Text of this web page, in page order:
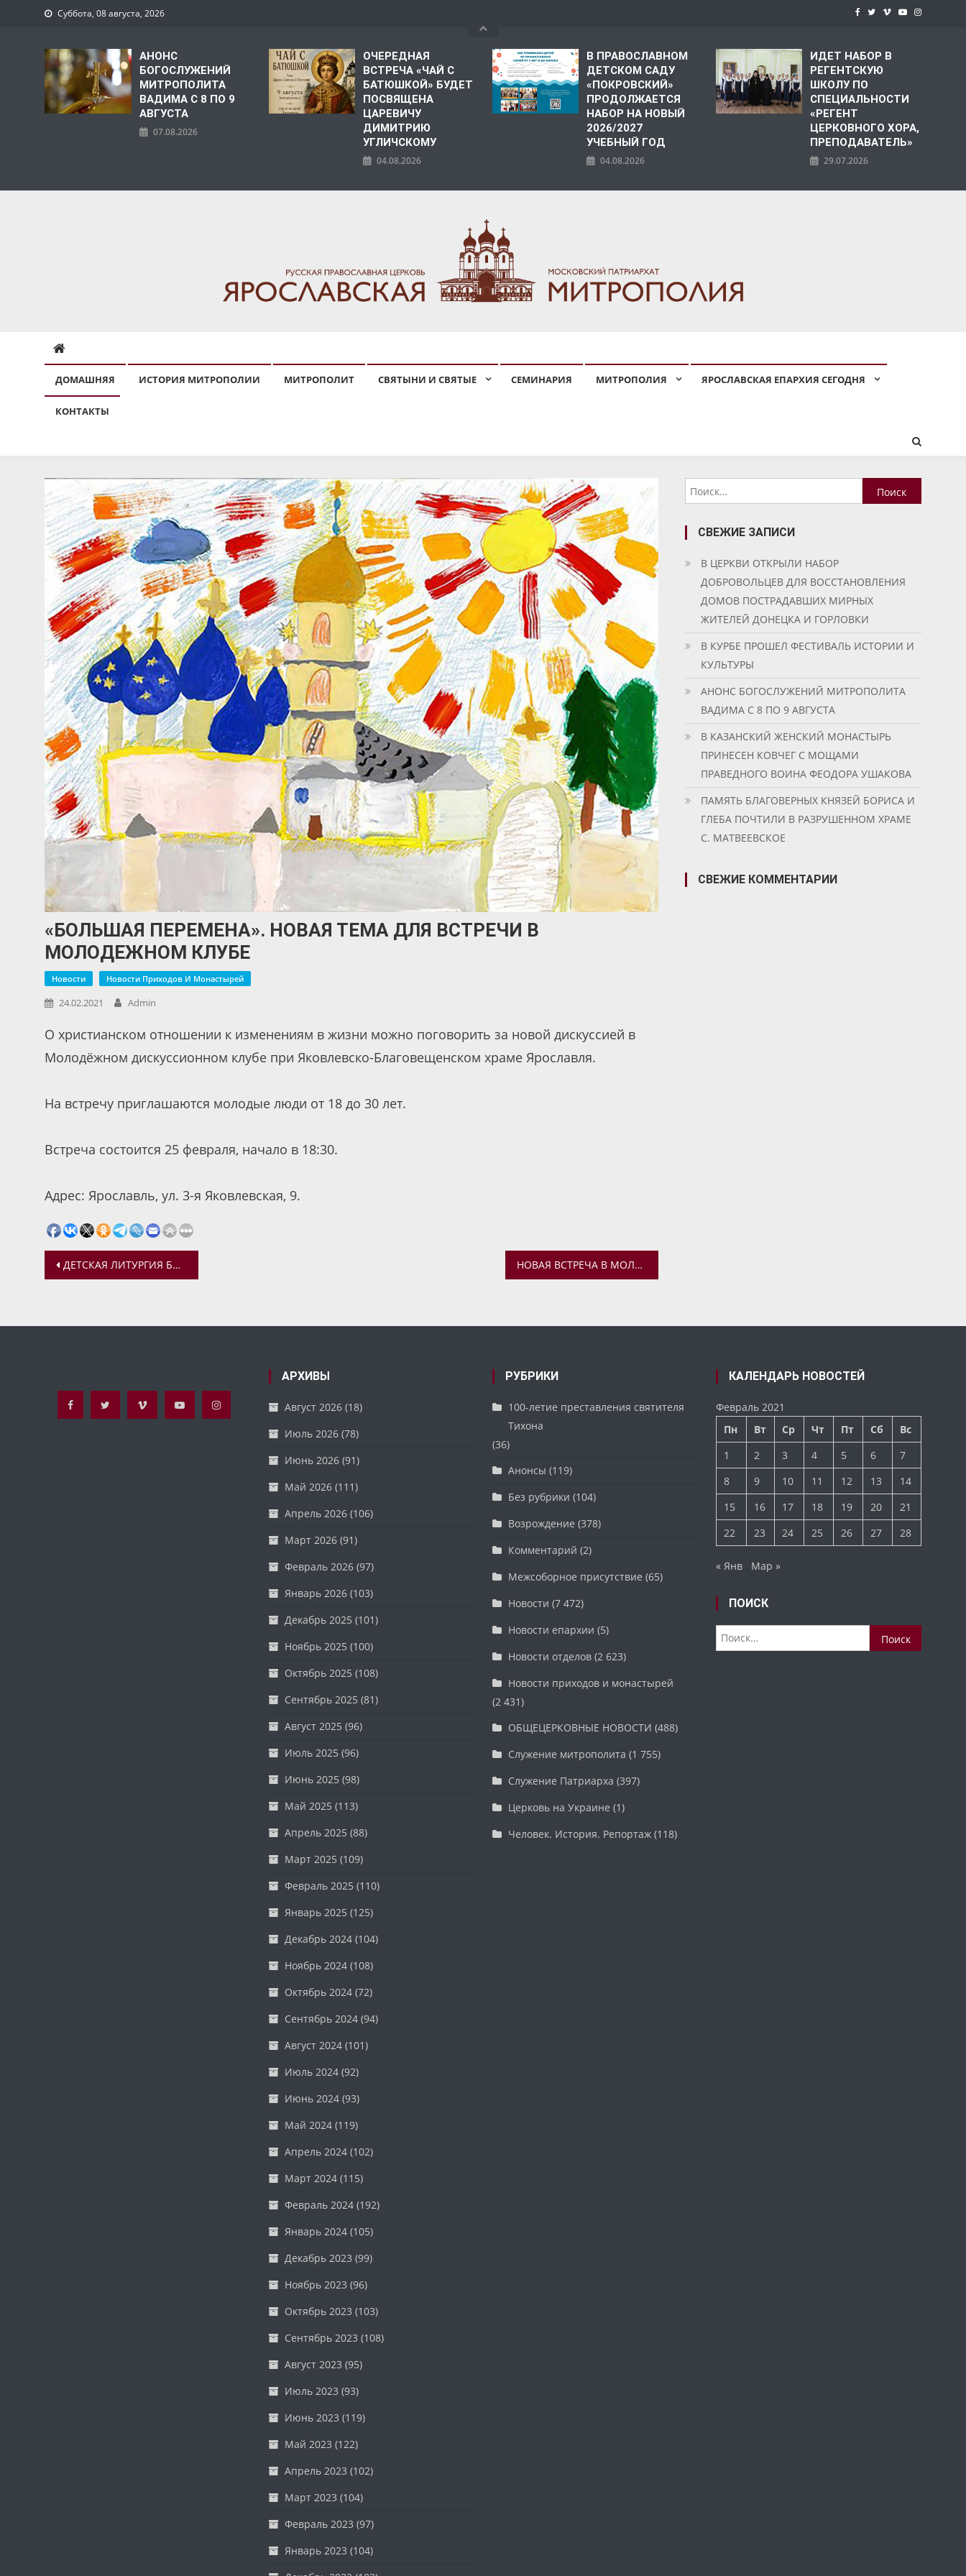
Суббота, 08 августа, 2026
АНОНС
БОГОСЛУЖЕНИЙ
МИТРОПОЛИТА
ВАДИМА С 8 ПО 9
АВГУСТА
07.08.2026
ОЧЕРЕДНАЯ
ВСТРЕЧА «ЧАЙ С
БАТЮШКОЙ» БУДЕТ
ПОСВЯЩЕНА
ЦАРЕВИЧУ
ДИМИТРИЮ
УГЛИЧСКОМУ
04.08.2026
В ПРАВОСЛАВНОМ
ДЕТСКОМ САДУ
«ПОКРОВСКИЙ»
ПРОДОЛЖАЕТСЯ
НАБОР НА НОВЫЙ
2026/2027
УЧЕБНЫЙ ГОД
04.08.2026
ИДЕТ НАБОР В
РЕГЕНТСКУЮ
ШКОЛУ ПО
СПЕЦИАЛЬНОСТИ
«РЕГЕНТ
ЦЕРКОВНОГО ХОРА,
ПРЕПОДАВАТЕЛЬ»
29.07.2026
ДОМАШНЯЯ ИСТОРИЯ МИТРОПОЛИИ МИТРОПОЛИТ СВЯТЫНИ И СВЯТЫЕ СЕМИНАРИЯ МИТРОПОЛИЯ ЯРОСЛАВСКАЯ ЕПАРХИЯ СЕГОДНЯ
КОНТАКТЫ
«БОЛЬШАЯ ПЕРЕМЕНА». НОВАЯ ТЕМА ДЛЯ ВСТРЕЧИ В
МОЛОДЕЖНОМ КЛУБЕ
Новости Новости Приходов И Монастырей
24.02.2021 Admin
О христианском отношении к изменениям в жизни можно поговорить за новой дискуссией в
Молодёжном дискуссионном клубе при Яковлевско-Благовещенском храме Ярославля.
На встречу приглашаются молодые люди от 18 до 30 лет.
Встреча состоится 25 февраля, начало в 18:30.
Адрес: Ярославль, ул. 3-я Яковлевская, 9.
Навигация
записям
ДЕТСКАЯ ЛИТУРГИЯ БУДЕТ СОВЕРШЕНА В ЯКОВЛЕВСКО-БЛАГОВЕЩЕНСКОМ ХРАМЕ НОВАЯ ВСТРЕЧА В МОЛОДЕЖНОМ ОТДЕЛЕ. РАЗГОВОР О СНОВИДЕНИЯХ
Найти:
СВЕЖИЕ ЗАПИСИ
В ЦЕРКВИ ОТКРЫЛИ НАБОР
ДОБРОВОЛЬЦЕВ ДЛЯ ВОССТАНОВЛЕНИЯ
ДОМОВ ПОСТРАДАВШИХ МИРНЫХ
ЖИТЕЛЕЙ ДОНЕЦКА И ГОРЛОВКИ
В КУРБЕ ПРОШЕЛ ФЕСТИВАЛЬ ИСТОРИИ И
КУЛЬТУРЫ
АНОНС БОГОСЛУЖЕНИЙ МИТРОПОЛИТА
ВАДИМА С 8 ПО 9 АВГУСТА
В КАЗАНСКИЙ ЖЕНСКИЙ МОНАСТЫРЬ
ПРИНЕСЕН КОВЧЕГ С МОЩАМИ
ПРАВЕДНОГО ВОИНА ФЕОДОРА УШАКОВА
ПАМЯТЬ БЛАГОВЕРНЫХ КНЯЗЕЙ БОРИСА И
ГЛЕБА ПОЧТИЛИ В РАЗРУШЕННОМ ХРАМЕ
С. МАТВЕЕВСКОЕ
СВЕЖИЕ КОММЕНТАРИИ
АРХИВЫ
Август 2026(18)
Июль 2026(78)
Июнь 2026(91)
Май 2026(111)
Апрель 2026(106)
Март 2026(91)
Февраль 2026(97)
Январь 2026(103)
Декабрь 2025 (101)
Ноябрь 2025 (100)
Октябрь 2025 (108)
Сентябрь 2025 (81)
Август 2025 (96)
Июль 2025 (96)
Июнь 2025 (98)
Май 2025 (113)
Апрель 2025 (88)
Март 2025 (109)
Февраль 2025 (110)
Январь 2025 (125)
Декабрь 2024(104)
Ноябрь 2024(108)
Октябрь 2024(72)
Сентябрь 2024(94)
Август 2024(101)
Июль 2024(92)
Июнь 2024(93)
Май 2024(119)
Апрель 2024(102)
Март 2024(115)
Февраль 2024(192)
Январь 2024(105)
Декабрь 2023 (99)
Ноябрь 2023 (96)
Октябрь 2023 (103)
Сентябрь 2023 (108)
Август 2023 (95)
Июль 2023 (93)
Июнь 2023 (119)
Май 2023 (122)
Апрель 2023 (102)
Март 2023 (104)
Февраль 2023 (97)
Январь 2023 (104)
РУБРИКИ
100-летие преставления святителя
Тихона
(36)
Анонсы (119)
Без рубрики (104)
Возрождение (378)
Комментарий (2)
Межсоборное присутствие (65)
Новости (7 472)
Новости епархии (5)
Новости отделов(2 623)
Новости приходов и монастырей
(2 431)
ОБЩЕЦЕРКОВНЫЕ НОВОСТИ (488)
Служение митрополита (1 755)
Служение Патриарха (397)
Церковь на Украине (1)
Человек. История. Репортаж(118)
КАЛЕНДАРЬ НОВОСТЕЙ
Февраль 2021
Пн
Вт Ср Чт Пт Сб
Вс
1
2 3 4 5 6
7
8
9 10 11 12 13
14
15
16 17 18 19 20
21
22
23 24 25 26 27 28
« Янв Мар »
ПОИСК
Найти: